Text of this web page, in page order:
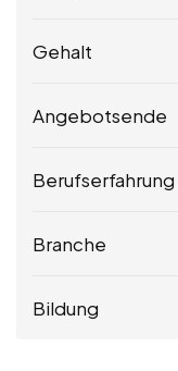
Gehalt
Angebotsende
Berufserfahrung
Branche
Bildung